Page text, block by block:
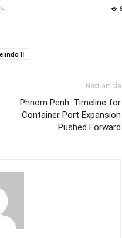
II
Next article
Phnom Penh: Timeline for
Container Port Expansion
Pushed Forward